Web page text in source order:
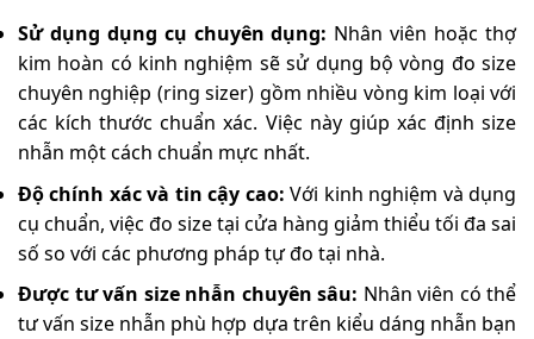
Sử dụng dụng cụ chuyên dụng: Nhân viên hoặc thợ
kim hoàn có kinh nghiệm sẽ sử dụng bộ vòng đo size
chuyên nghiệp (ring sizer) gồm nhiều vòng kim loại với
các kích thước chuẩn xác. Việc này giúp xác định size
nhẫn một cách chuẩn mực nhất.
Độ chính xác và tin cậy cao: Với kinh nghiệm và dụng
cụ chuẩn, việc đo size tại cửa hàng giảm thiểu tối đa sai
số so với các phương pháp tự đo tại nhà.
Được tư vấn size nhẫn chuyên sâu: Nhân viên có thể
tư vấn size nhẫn phù hợp dựa trên kiểu dáng nhẫn bạn